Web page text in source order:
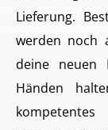
Lieferung.
werden noch
deine neuen
Händen